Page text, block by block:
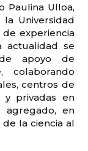
Paulina Ulloa,
Universidad
de experiencia
se
apoyo de
colaborando
centros de
y privadas en
agregado, en
la ciencia al